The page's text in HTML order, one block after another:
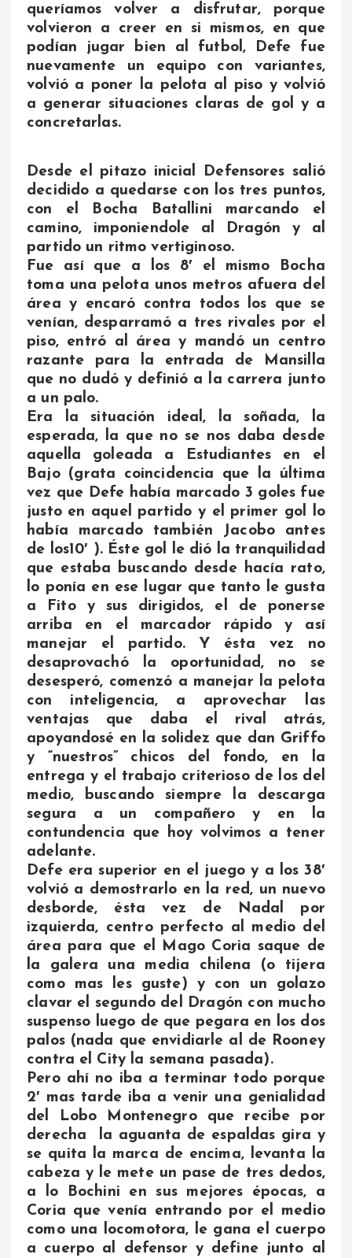
queríamos volver a disfrutar, porque
volvieron a creer en si mismos, en que
podían jugar bien al futbol, Defe fue
nuevamente un equipo con variantes,
volvió a poner la pelota al piso y volvió
a generar situaciones claras de gol y a
concretarlas.
Desde el pitazo inicial Defensores salió
decidido a quedarse con los tres puntos,
con el Bocha Batallini marcando el
camino, imponiendole al Dragón y al
partido un ritmo vertiginoso.
Fue así que a los 8′ el mismo Bocha
toma una pelota unos metros afuera del
área y encaró contra todos los que se
venían, desparramó a tres rivales por el
piso, entró al área y mandó un centro
razante para la entrada de Mansilla
que no dudó y definió a la carrera junto
a un palo.
Era la situación ideal, la soñada, la
esperada, la que no se nos daba desde
aquella goleada a Estudiantes en el
Bajo (grata coincidencia que la última
vez que Defe había marcado 3 goles fue
justo en aquel partido y el primer gol lo
había marcado también Jacobo antes
de los10′ ). Éste gol le dió la tranquilidad
que estaba buscando desde hacía rato,
lo ponía en ese lugar que tanto le gusta
a Fito y sus dirigidos, el de ponerse
arriba en el marcador rápido y así
manejar el partido. Y ésta vez no
desaprovachó la oportunidad, no se
desesperó, comenzó a manejar la pelota
con inteligencia, a aprovechar las
ventajas que daba el rival atrás,
apoyandosé en la solidez que dan Griffo
y “nuestros” chicos del fondo, en la
entrega y el trabajo criterioso de los del
medio, buscando siempre la descarga
segura a un compañero y en la
contundencia que hoy volvimos a tener
adelante.
Defe era superior en el juego y a los 38′
volvió a demostrarlo en la red, un nuevo
desborde, ésta vez de Nadal por
izquierda, centro perfecto al medio del
área para que el Mago Coria saque de
la galera una media chilena (o tijera
como mas les guste) y con un golazo
clavar el segundo del Dragón con mucho
suspenso luego de que pegara en los dos
palos (nada que envidiarle al de Rooney
contra el City la semana pasada).
Pero ahí no iba a terminar todo porque
2′ mas tarde iba a venir una genialidad
del Lobo Montenegro que recibe por
derecha la aguanta de espaldas gira y
se quita la marca de encima, levanta la
cabeza y le mete un pase de tres dedos,
a lo Bochini en sus mejores épocas, a
Coria que venía entrando por el medio
como una locomotora, le gana el cuerpo
a cuerpo al defensor y define junto al